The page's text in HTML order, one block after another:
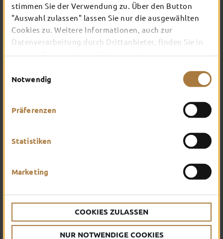
stimmen Sie der Verwendung zu. Über den Button
"Auswahl zulassen" lassen Sie nur die ausgewählten
Cookies zu. Weitere Informationen, auch zur
Datenverarbeitung durch Drittanbieter, finden Sie in
unsererDatenschutzerklärungund unserem
Notwendig
Präferenzen
Statistiken
Marketing
COOKIES ZULASSEN
NUR NOTWENDIGE COOKIES
ROBIN HOOD
„Mitreißend, modern, mit Musik von einem
Weltstar“
DPA